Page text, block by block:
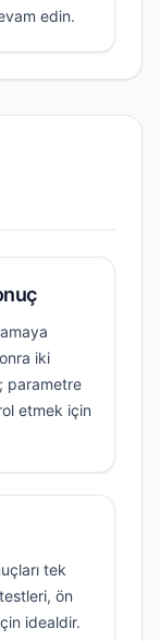
edin.
iki
parametre
etmek için
tek
ön
idealdir.